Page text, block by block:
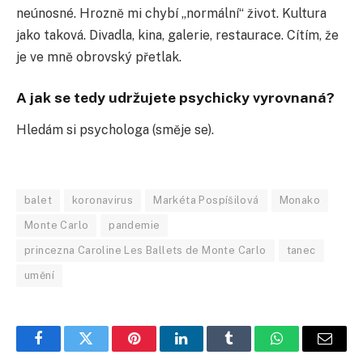
neúnosné. Hrozně mi chybí „normální“ život. Kultura
jako taková. Divadla, kina, galerie, restaurace. Cítím, že
je ve mně obrovský přetlak.
A jak se tedy udržujete psychicky vyrovnaná?
Hledám si psychologa (směje se).
balet koronavirus Markéta Pospíšilová Monako
Monte Carlo pandemie
princezna Caroline Les Ballets de Monte Carlo tanec
umění
FacebookTwitter PinterestLinkedInTumblr WhatsApp
E-